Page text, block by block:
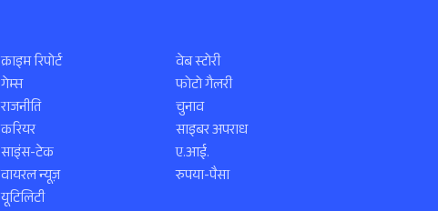
क्राइम रिपोर्ट
गेम्स
राजनीति
करियर
साइंस-टेक
वायरल न्यूज़
यूटिलिटी
वेब स्टोरी
फोटो गैलरी
चुनाव
साइबर अपराध
ए.आई.
रुपया-पैसा